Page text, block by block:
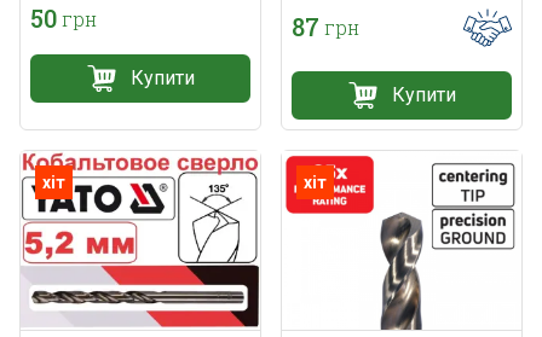
50грн
Купити
87 грн
Купити
хіт хіт